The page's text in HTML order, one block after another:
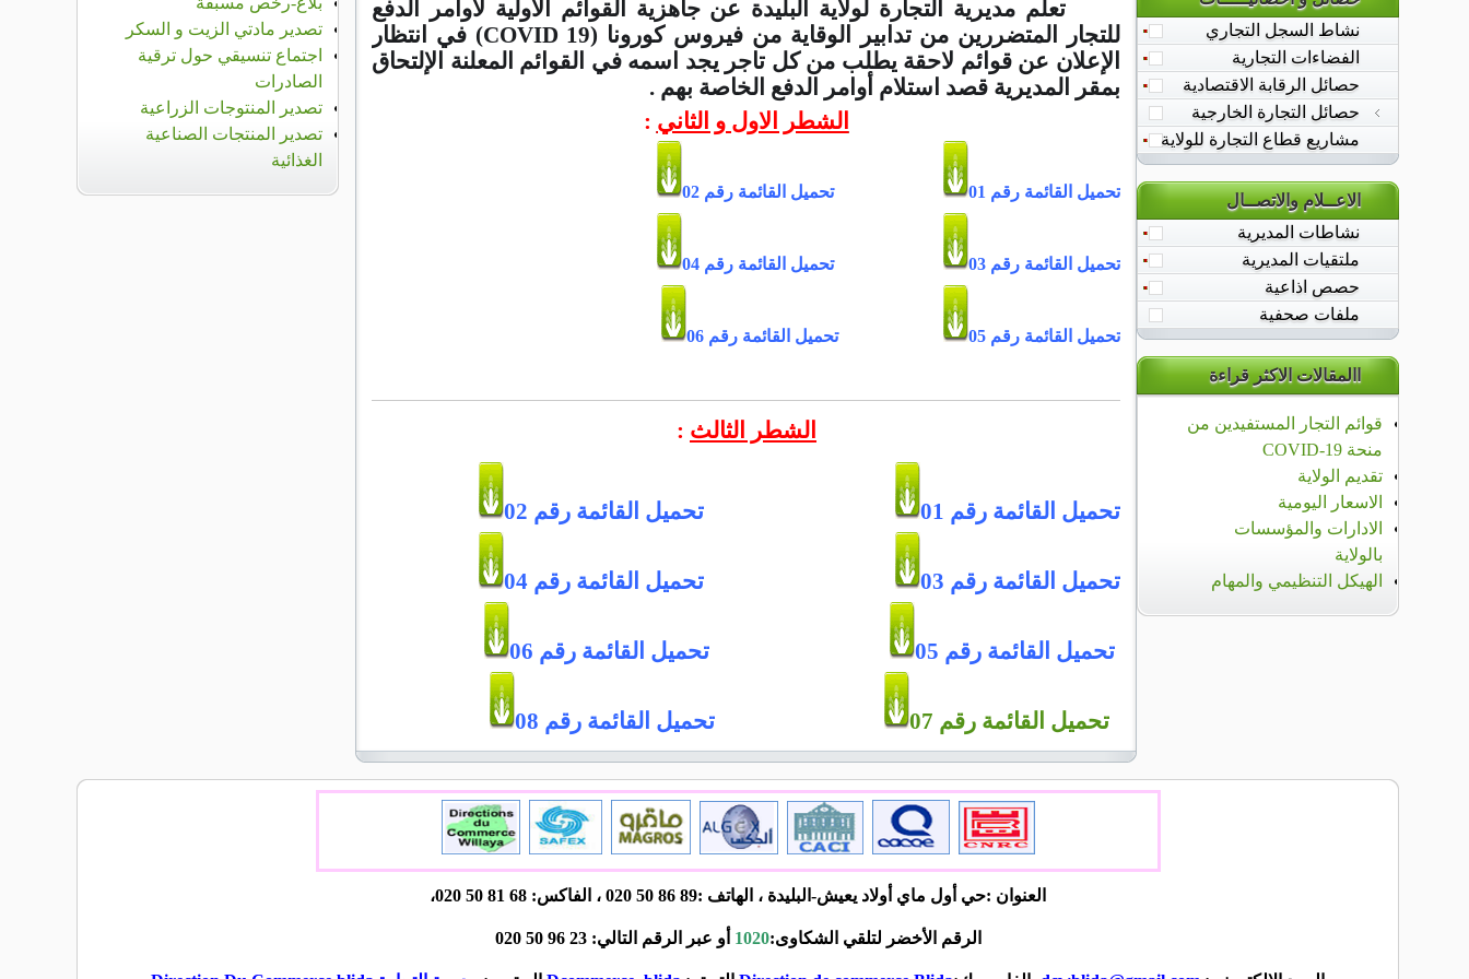
تعلم مديرية التجارة لولاية البليدة عن جاهزية القوائم الأولية لأوامر الدفع
للتجار المتضررين من تدابير الوقاية من فيروس كورونا (COVID 19) في انتظار
الإعلان عن قوائم لاحقة يطلب من كل تاجر يجد اسمه في القوائم المعلنة الإلتحاق
بمقر المديرية قصد استلام أوامر الدفع الخاصة بهم .
الشطر الاول و الثاني :
تحميل القائمة رقم 01 تحميل القائمة رقم 02
تحميل القائمة رقم 03 تحميل القائمة رقم 04
تحميل القائمة رقم 05 تحميل القائمة رقم 06
الشطر الثالث :
تحميل القائمة رقم 01 تحميل القائمة رقم 02
تحميل القائمة رقم 03 تحميل القائمة رقم 04
تحميل القائمة رقم 05 تحميل القائمة رقم 06
تحميل القائمة رقم 07 تحميل القائمة رقم 08
تصدير مادتي الزيت و السكر
اجتماع تنسيقي حول ترقية
الصادرات
تصدير المنتوجات الزراعية
تصدير المنتجات الصناعية
الغذائية
نشاط السجل التجاري
الفضاءات التجارية
حصائل الرقابة الاقتصادية
حصائل التجارة الخارجية
الحصيلة الشهرية
الاستيراد
التصدير
مشاريع قطاع التجارة للولاية
الاعــلام والاتصــال
نشاطات المديرية
ملتقيات المديرية
حصص اذاعية
ملفات صحفية
االمقالات الاكثر قراءة
قوائم التجار المستفيدين من
منحة COVID-19
تقديم الولاية
الاسعار اليومية
الادارات والمؤسسات
بالولاية
الهيكل التنظيمي والمهام
العنوان :حي أول ماي أولاد يعيش-البليدة ، الهاتف :89 86 50 020 ، الفاكس: 68 81 50 020،
الرقم الأخضر لتلقي الشكاوى:1020 أو عبر الرقم التالي: 23 96 50 020